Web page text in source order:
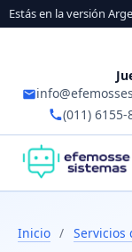
Estás en la versión
(011) 6155-
Inicio / Servicios